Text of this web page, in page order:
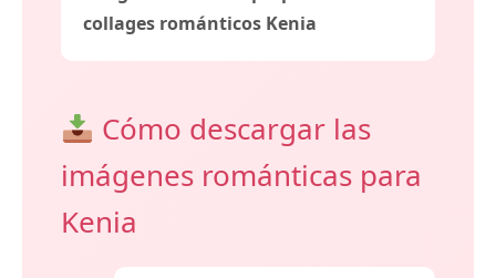
collages románticos Kenia
Cómo descargar las
imágenes románticas para
Kenia